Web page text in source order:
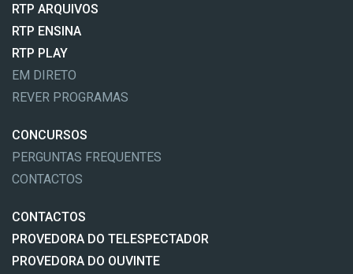
RTP ARQUIVOS
RTP ENSINA
RTP PLAY
EM DIRETO
REVER PROGRAMAS
CONCURSOS
PERGUNTAS FREQUENTES
CONTACTOS
CONTACTOS
PROVEDORA DO TELESPECTADOR
PROVEDORA DO OUVINTE